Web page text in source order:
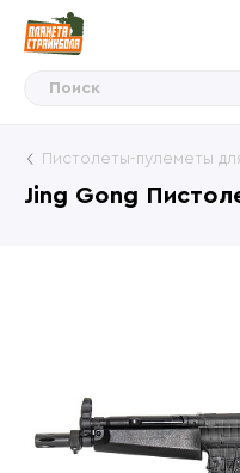
Jing Gong
Пистолеты-пулеметы